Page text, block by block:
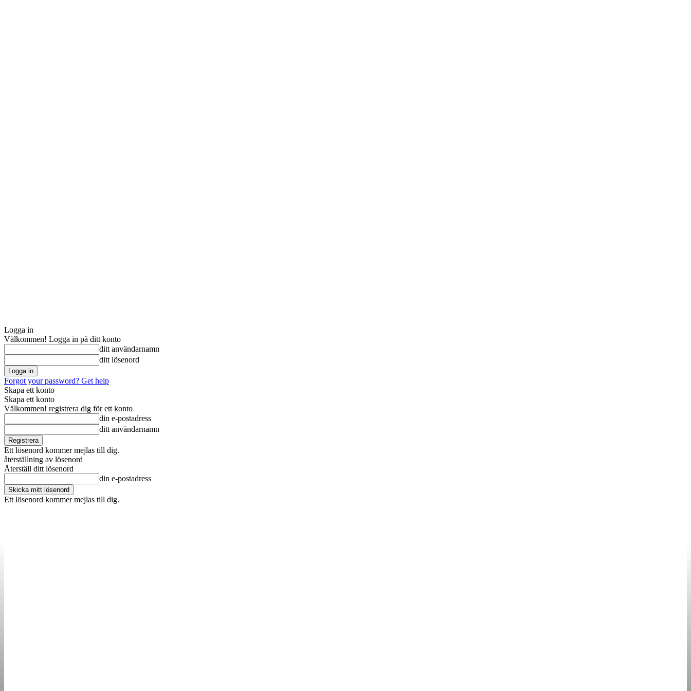
Logga in
Välkommen! Logga in på ditt konto
ditt användarnamn
ditt lösenord
Forgot your password? Get help
Skapa ett konto
Skapa ett konto
Välkommen! registrera dig för ett konto
din e-postadress
ditt användarnamn
Ett lösenord kommer mejlas till dig.
återställning av lösenord
Återställ ditt lösenord
din e-postadress
Ett lösenord kommer mejlas till dig.